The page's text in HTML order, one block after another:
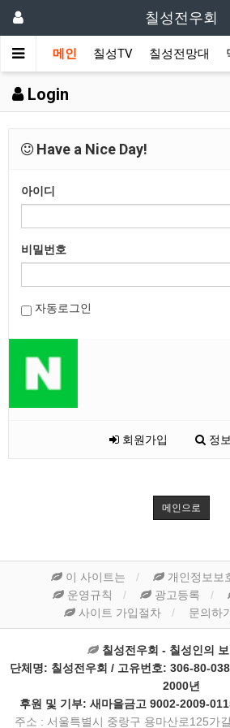
칠성전우회
메인 칠성TV 칠성전망대
Login
Have a Nice Day!
아이디
비밀번호
자동로그인
회원가입 정
메인으로
이 사이트는 개인정보보
운영규칙
광고등록
사이트 가입절차
문의하
칠성전우회 - 칠성인의 보
단체명: 칠성전우회 / 고유번호: 306-80-
2000년
후원 및 기부: 새마을금고 9002-2009-
주소 : 서울특별시 중랑구 용마산로125가